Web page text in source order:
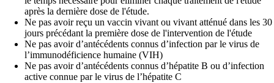
après la dernière dose de l'étude.
Ne pas avoir reçu un vaccin vivant ou vivant atténué dans les 30
jours précédant la première dose de l'intervention de l'étude
Ne pas avoir d’antécédents connus d’infection par le virus de
l’immunodéficience humaine (VIH)
Ne pas avoir d’antécédents connus d’hépatite B ou d’infection
active connue par le virus de l’hépatite C